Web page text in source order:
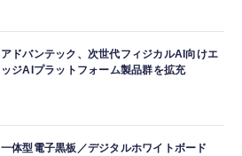
アドバンテック、次世代フィジカルAI向けエ
ッジAIプラットフォーム製品群を拡充
一体型電子黒板／デジタルホワイトボード